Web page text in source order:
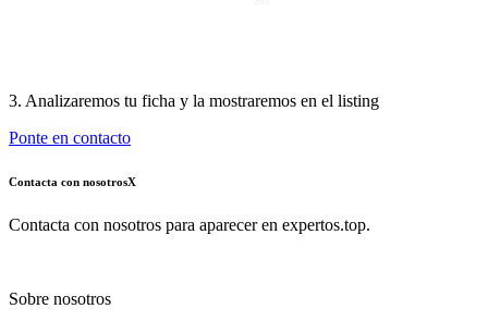
3. Analizaremos tu ficha y la mostraremos en el listing
Ponte en contacto
Contacta con nosotrosX
Contacta con nosotros para aparecer en expertos.top.
Sobre nosotros